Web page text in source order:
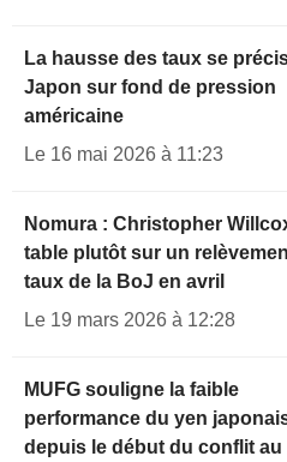
La hausse des taux se
Japon sur fond de pression
américaine
Le 16 mai 2026 à 11:23
Nomura : Christopher
table plutôt sur un
taux de la BoJ en avril
Le 19 mars 2026 à 12:28
MUFG souligne la faible
performance du yen
depuis le début du conflit au